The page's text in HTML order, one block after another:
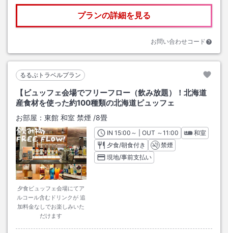
プランの詳細を見る
お問い合わせコード
るるぶトラベルプラン
【ビュッフェ会場でフリーフロー（飲み放題）！北海道
産食材を使った約100種類の北海道ビュッフェ
お部屋： 東館 和室 禁煙 /8畳
夕食ビュッフェ会場にてア
ルコール含むドリンクが 追
加料金なしでお楽しみいた
だけます
INチェックイン
15:00 ～ | OUT チェックアウト
～11:00
和室
夕食/朝食付き
禁煙
現地/事前支払い